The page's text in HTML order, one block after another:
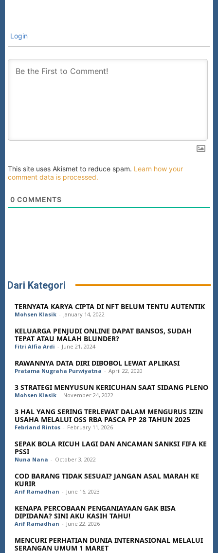
Login
This site uses Akismet to reduce spam. Learn how your
comment data is processed.
0 COMMENTS
Dari Kategori
TERNYATA KARYA CIPTA DI NFT BELUM TENTU AUTENTIK
Mohsen Klasik - January 14, 2022
KELUARGA PENJUDI ONLINE DAPAT BANSOS, SUDAH
TEPAT ATAU MALAH BLUNDER?
Fitri Alfia Ardi - June 21, 2024
RAWANNYA DATA DIRI DIBOBOL LEWAT APLIKASI
Pratama Nugraha Purwiyatna - April 22, 2020
3 STRATEGI MENYUSUN KERICUHAN SAAT SIDANG PLENO
Mohsen Klasik - November 24, 2022
3 HAL YANG SERING TERLEWAT DALAM MENGURUS IZIN
USAHA MELALUI OSS RBA PASCA PP 28 TAHUN 2025
Febriand Rintos - February 11, 2026
SEPAK BOLA RICUH LAGI DAN ANCAMAN SANKSI FIFA KE
PSSI
Nuna Nana - October 3, 2022
COD BARANG TIDAK SESUAI? JANGAN ASAL MARAH KE
KURIR
Arif Ramadhan - June 16, 2023
KENAPA PERCOBAAN PENGANIAYAAN GAK BISA
DIPIDANA? SINI AKU KASIH TAHU!
Arif Ramadhan - June 22, 2026
MENCURI PERHATIAN DUNIA INTERNASIONAL MELALUI
SERANGAN UMUM 1 MARET